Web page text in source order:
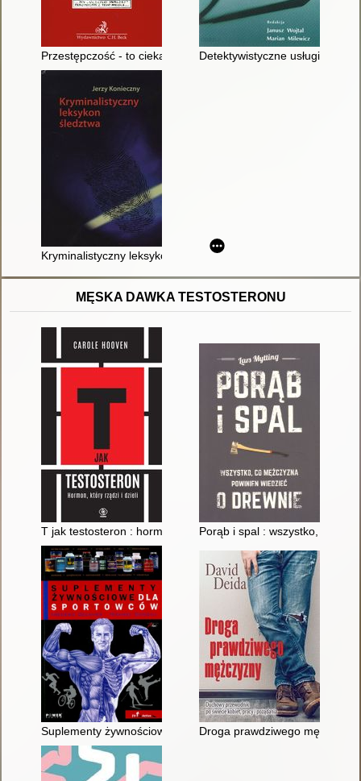
Przestępczość - to ciekawe zjawisko : kryminologia nieelitarna
Detektywistyczne usługi -
Kryminalistyczny leksykon śledztwa
MĘSKA DAWKA TESTOSTERONU
T jak testosteron : hormon, który rządzi i dzieli
Porąb i spal : wszystko, co
Suplementy żywnościowe dla sportowców
Droga prawdziwego